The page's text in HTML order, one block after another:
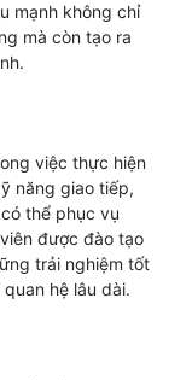
mạnh không chỉ
mà còn tạo ra
việc thực hiện
năng giao tiếp,
thể phục vụ
được đào tạo
trải nghiệm tốt
hệ lâu dài.